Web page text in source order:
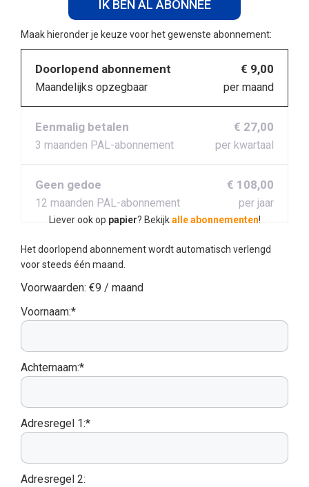
IK BEN AL ABONNEE
Maak hieronder je keuze voor het gewenste abonnement:
Doorlopend abonnement
Maandelijks opzegbaar
€ 9,00
per maand
Eenmalig betalen
3 maanden PAL-abonnement
€ 27,00
per kwartaal
Geen gedoe
12 maanden PAL-abonnement
€ 108,00
per jaar
Liever ook op papier? Bekijkalle abonnementen!
Het doorlopend abonnement wordt automatisch verlengd
voor steeds één maand.
Voorwaarden: €9 / maand
Voornaam:*
Achternaam:*
Adresregel 1:*
Adresregel 2: